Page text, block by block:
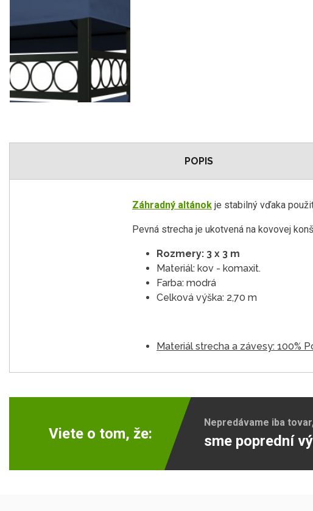
POPIS
Záhradný altánok je stabilný vďaka
Pevná strecha je ukotvená na kovovej
Rozmery: 3 x 3 m
Materiál: kov - komaxit.
Farba: modrá
Celková výška: 2,70 m
Materiál strecha a závesy: 100%
Viete o tom, že:
Nepredávame iba
sme poprední